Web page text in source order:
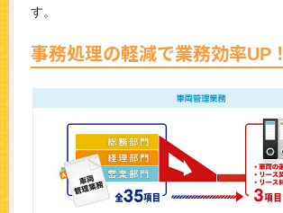
す。
事務処理の軽減で業務効率UP！